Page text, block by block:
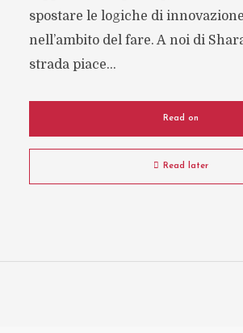
spostare le logiche di
nell’ambito del fare. A noi di
strada piace...
Read on
Read later